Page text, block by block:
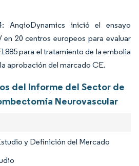
AngioDynamics inició el ensayo
en 20 centros europeos para evaluar
para el tratamiento de la embolia
aprobación del marcado CE.
del Informe del Sector de
Neurovascular
y Definición del Mercado